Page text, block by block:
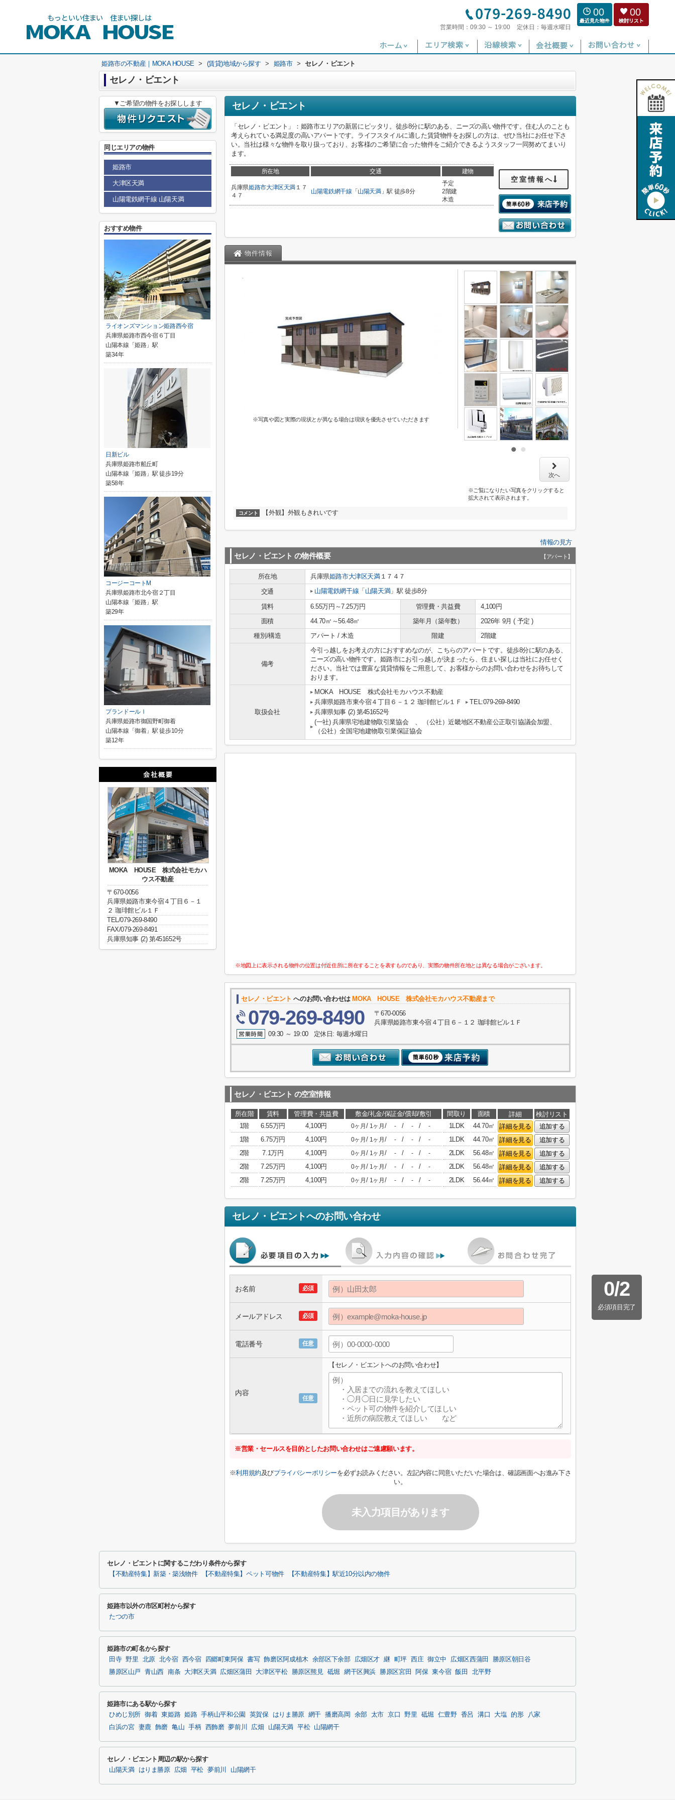
営業時間： 09:30 ～ 19:00 定休日： 毎週水曜日
00 00
姫路市の不動産｜MOKA HOUSE > (賃貸)地域から探す > 姫路市 > セレノ・ビエント
セレノ・ビエント
セレノ・ビエント
「セレノ・ビエント」：姫路市エリアの新居にピッタリ。徒歩8分に駅のある、ニーズの高い物件です。住む人のことも
考えられている満足度の高いアパートです。ライフスタイルに適した賃貸物件をお探しの方は、ぜひ当社にお任せ下さ
い。当社は様々な物件を取り扱っており、お客様のご希望に合った物件をご紹介できるようスタッフ一同努めてまいり
ます。
所在地 交通 建物
兵庫県姫路市大津区天満 １７
４７
山陽電鉄網干線 「 山陽天満」駅 徒歩8分
予定
2階建
木造
空室情報へ
物件情報
※写真や図と実際の現状とが異なる場合は現状を優先させていただきます
次へ
※ご覧になりたい写真をクリックすると
拡大されて表示されます。
コメント 【外観】外観もきれいです
情報の見方
セレノ・ビエント の物件概要 【アパート】
所在地 兵庫県姫路市大津区天満１７４７
交通
山陽電鉄網干線 「 山陽天満」駅 徒歩8分
賃料 6.55万円～7.25万円 管理費・共益費
4,100円
面積
44.70㎡～56.48㎡ 築年月（築年数）
2026年 9月 ( 予定 )
種別/構造
アパート / 木造 階建 2階建
備考
今引っ越しをお考えの方におすすめなのが、こちらのアパートです。徒歩8分に駅のある、
ニーズの高い物件です。姫路市にお引っ越しが決まったら、住まい探しは当社にお任せく
ださい。当社では豊富な賃貸情報をご用意して、お客様からのお問い合わせをお待ちして
おります。
取扱会社
MOKA HOUSE 株式会社モカハウス不動産
兵庫県姫路市東今宿４丁目６－１２ 珈琲館ビル１Ｆ
TEL:079-269-8490
兵庫県知事 (2) 第451652号
(一社) 兵庫県宅地建物取引業協会 、 （公社）近畿地区不動産公正取引協議会加盟、
（公社）全国宅地建物取引業保証協会
※地図上に表示される物件の位置は付近住所に所在することを表すものであり、実際の物件所在地とは異なる場合がございます。
セレノ・ビエント へのお問い合わせは MOKA HOUSE 株式会社モカハウス不動産まで
079-269-8490
〒670-0056
兵庫県姫路市東今宿４丁目６－１２ 珈琲館ビル１Ｆ
09:30 ～ 19:00 定休日: 毎週水曜日
セレノ・ビエント の空室情報
所在階 賃料 管理費・共益費 敷金/礼金/保証金/償却/敷引 間取り 面積 詳細
検討リスト
1階
6.55万円 4,100円 0ヶ月 / 1ヶ月 / - / - / - 1LDK 44.70㎡ 詳細を見る
追加する
1階
6.75万円 4,100円 0ヶ月 / 1ヶ月 / - / - / - 1LDK 44.70㎡ 詳細を見る
追加する
2階
7.1万円 4,100円 0ヶ月 / 1ヶ月 / - / - / - 2LDK 56.48㎡ 詳細を見る
追加する
2階
7.25万円 4,100円 0ヶ月 / 1ヶ月 / - / - / - 2LDK 56.48㎡ 詳細を見る
追加する
2階
7.25万円 4,100円 0ヶ月 / 1ヶ月 / - / - / - 2LDK 56.44㎡ 詳細を見る 追加する
セレノ・ビエントへのお問い合わせ
0/2
必須項目完了
必須
お名前
必須
メールアドレス
任意
電話番号
任意
内容
【セレノ・ビエントへのお問い合わせ】
※営業・セールスを目的としたお問い合わせはご遠慮願います。
※利用規約及びプライバシーポリシーを必ずお読みください。左記内容に同意いただいた場合は、確認画面へお進み下さ
い。
未入力項目があります
▼ご希望の物件をお探しします
同じエリアの物件
姫路市
大津区天満
山陽電鉄網干線 山陽天満
おすすめ物件
ライオンズマンション姫路西今宿
兵庫県姫路市西今宿６丁目
山陽本線「姫路」駅
築34年
日新ビル
兵庫県姫路市船丘町
山陽本線「姫路」駅 徒歩19分
築58年
コージーコートM
兵庫県姫路市北今宿２丁目
山陽本線「姫路」駅
築29年
プランドールⅠ
兵庫県姫路市御国野町御着
山陽本線「御着」駅 徒歩10分
築12年
MOKA HOUSE 株式会社モカハ
ウス不動産
〒670-0056
兵庫県姫路市東今宿４丁目６－１
２ 珈琲館ビル１Ｆ
TEL/079-269-8490
FAX/079-269-8491
兵庫県知事 (2) 第451652号
セレノ・ビエントに関するこだわり条件から探す
【不動産特集】新築・築浅物件 【不動産特集】ペット可物件 【不動産特集】駅近10分以内の物件
姫路市以外の市区町村から探す
たつの市
姫路市の町名から探す
田寺 野里 北原 北今宿 西今宿 四郷町東阿保 書写 飾磨区阿成植木 余部区下余部 広畑区才 継 町坪 西庄 御立中 広畑区西蒲田
勝原区朝日谷
勝原区山戸
青山西 南条 大津区天満 広畑区蒲田 大津区平松 勝原区熊見 砥堀 網干区興浜 勝原区宮田 阿保 東今宿 飯田 北平野
姫路市にある駅から探す
ひめじ別所 御着 東姫路 姫路 手柄山平和公園 英賀保 はりま勝原 網干 播磨高岡 余部 太市 京口 野里 砥堀 仁豊野 香呂 溝口 大塩 的形
八家
白浜の宮
妻鹿 飾磨 亀山 手柄 西飾磨 夢前川 広畑 山陽天満 平松 山陽網干
セレノ・ビエント周辺の駅から探す
山陽天満 はりま勝原 広畑 平松 夢前川 山陽網干